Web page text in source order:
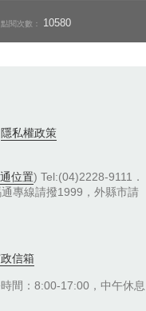
點閱次數： 10580
隱私權政策
位置) Tel:(04)2228-9111．
專線請撥1999，外縣市請
信箱
時間：8:00-17:00，中午休息